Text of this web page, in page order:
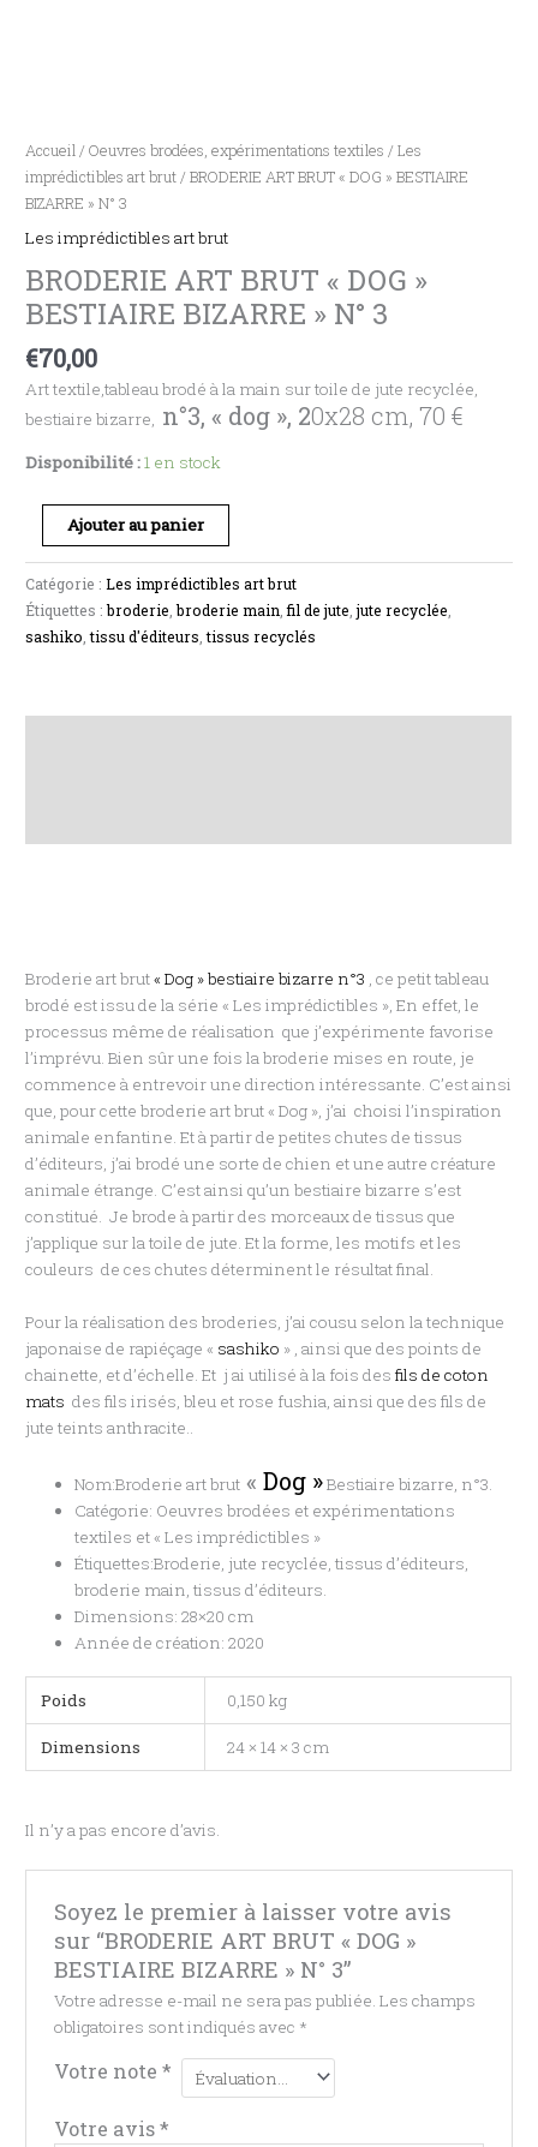
Accueil /Oeuvres brodées, expérimentations textiles /Les
imprédictibles art brut / BRODERIE ART BRUT « DOG » BESTIAIRE
BIZARRE » N° 3
Les imprédictibles art brut
BRODERIE ART BRUT « DOG »
BESTIAIRE BIZARRE » N° 3
€70,00
Art textile,tableau brodé à la main sur toile de jute recyclée,
bestiaire bizarre, n°3, « dog », 20x28 cm, 70 €
Disponibilité :1 en stock
Ajouter au panier
Catégorie :Les imprédictibles art brut
Étiquettes :broderie,broderie main,fil de jute,jute recyclée,
sashiko,tissu d'éditeurs,tissus recyclés
Broderie art brut« Dog » bestiaire bizarre n°3 , ce petit tableau
brodé est issu de la série « Les imprédictibles », En effet, le
processus même de réalisation que j’expérimente favorise
l’imprévu. Bien sûr une fois la broderie mises en route, je
commence à entrevoir une direction intéressante. C’est ainsi
que, pour cette broderie art brut « Dog », j’ai choisi l’inspiration
animale enfantine. Et à partir de petites chutes de tissus
d’éditeurs, j’ai brodé une sorte de chien et une autre créature
animale étrange. C’est ainsi qu’un bestiaire bizarre s’est
constitué. Je brode à partir des morceaux de tissus que
j’applique sur la toile de jute. Et la forme, les motifs et les
couleurs de ces chutes déterminent le résultat final.
Pour la réalisation des broderies, j’ai cousu selon la technique
japonaise de rapiéçage « sashiko » , ainsi que des points de
chainette, et d’échelle. Et j ai utilisé à la fois des fils de coton
mats des fils irisés, bleu et rose fushia, ainsi que des fils de
jute teints anthracite..
Nom:Broderie art brut «Dog »Bestiaire bizarre, n°3.
Catégorie: Oeuvres brodées et expérimentations
textiles et « Les imprédictibles »
Étiquettes:Broderie, jute recyclée, tissus d’éditeurs,
broderie main, tissus d’éditeurs.
Dimensions: 28×20 cm
Année de création: 2020
Poids 0,150 kg
Dimensions 24 × 14 × 3 cm
Il n’y a pas encore d’avis.
Soyez le premier à laisser votre avis
sur “BRODERIE ART BRUT « DOG »
BESTIAIRE BIZARRE » N° 3”
Votre adresse e-mail ne sera pas publiée. Les champs
obligatoires sont indiqués avec *
Votre note *
Votre avis*